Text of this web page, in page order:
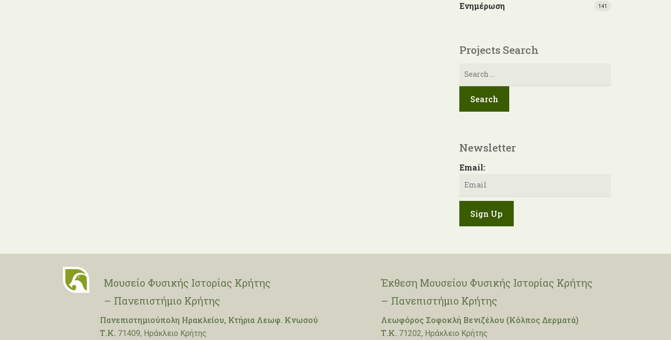
Ενημέρωση 141
Projects Search
Αναζήτηση
Newsletter
Email:
Μουσείο Φυσικής Ιστορίας Κρήτης
– Πανεπιστήμιο Κρήτης
Πανεπιστημιούπολη Ηρακλείου, Κτήρια Λεωφ. Κνωσού
Τ.Κ. 71409, Ηράκλειο Κρήτης
Έκθεση Μουσείου Φυσικής Ιστορίας Κρήτης
– Πανεπιστήμιο Κρήτης
Λεωφόρος Σοφοκλή Βενιζέλου (Κόλπος Δερματά)
Τ.Κ. 71202, Ηράκλειο Κρήτης